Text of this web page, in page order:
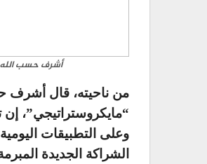
أشرف حسب الله-
من ناحيته، قال أشرف
“مايكروستراتيجي”،
وعلى التطبيقات
الشراكة الجديدة